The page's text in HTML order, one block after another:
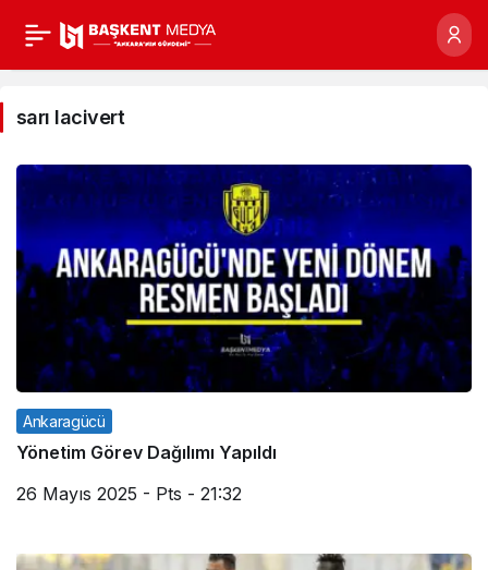
sarı
lacivert
Haberleri
sarı lacivert
Ankaragücü
Yönetim Görev Dağılımı Yapıldı
26 Mayıs 2025 - Pts - 21:32